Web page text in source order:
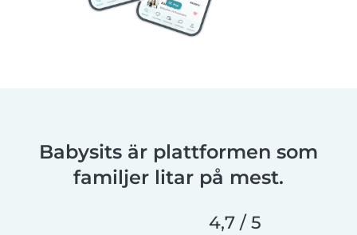
Babysits är plattformen som
familjer litar på mest.
4,7 / 5